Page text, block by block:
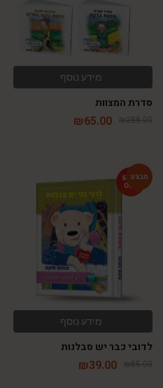
מידע נוסף
סדרת המצוות
₪288.00
₪65.00
מידע נוסף
לדובי כבר יש סבלנות
₪85.00
₪39.00